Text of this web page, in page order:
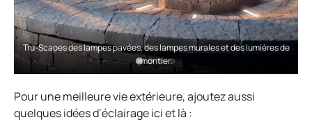
Tru-Scapes des lampes pavées, des lampes murales et des lumières de
montier.
Pour une meilleure vie extérieure, ajoutez aussi
quelques idées d’éclairage ici et là :